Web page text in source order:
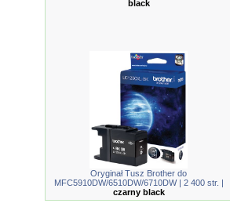
black
Oryginał Tusz Brother do
MFC5910DW/6510DW/6710DW | 2 400 str. |
czarny black